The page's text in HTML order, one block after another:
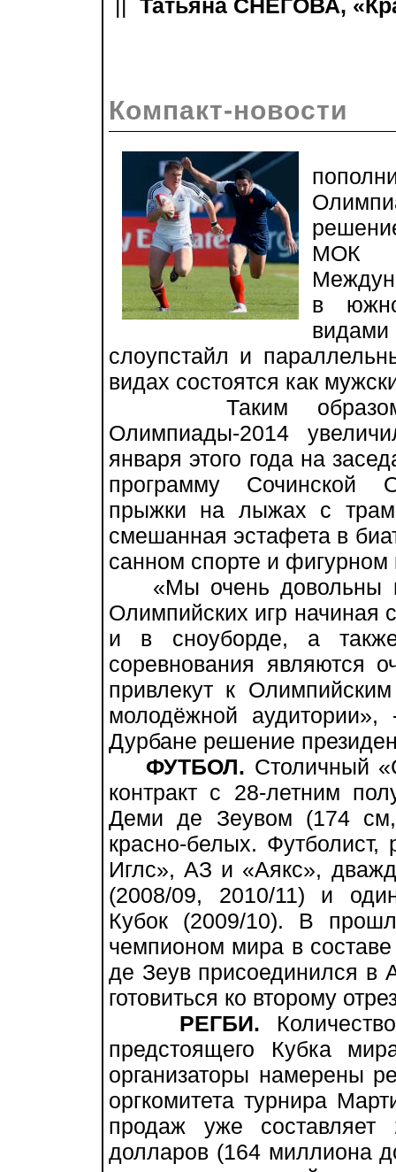
Татьяна СНЕГОВА,
Компакт-новости
МОК
в
видами
слоупстайл и
видах состоятся как
Таким образом,
Олимпиады-2014
января этого года на
программу Сочинской
прыжки на лыжах с
смешанная эстафета в
санном спорте и фигурном
«Мы очень довольны
Олимпийских игр начиная
и в сноуборде, а
соревнования являются
привлекут к
молодёжной
Дурбане решение
ФУТБОЛ. Столичный
контракт с 28-летним
Деми де Зеувом (174 см,
красно-белых.
Иглс», АЗ и «Аякс»,
(2008/09, 2010/11) и
Кубок (2009/10). В
чемпионом мира в
де Зеув присоединился в
готовиться ко второму
РЕГБИ.
предстоящего Кубка
организаторы намерены
оргкомитета турнира
продаж уже составляет
долларов (164 миллиона